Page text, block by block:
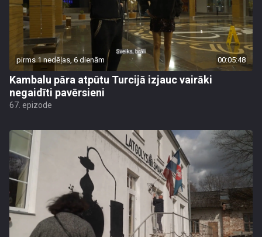
pirms 1 nedēļas, 6 dienām 00:05:48
Kambalu pāra atpūtu Turcijā izjauc vairāki
negaidīti pavērsieni
67. epizode